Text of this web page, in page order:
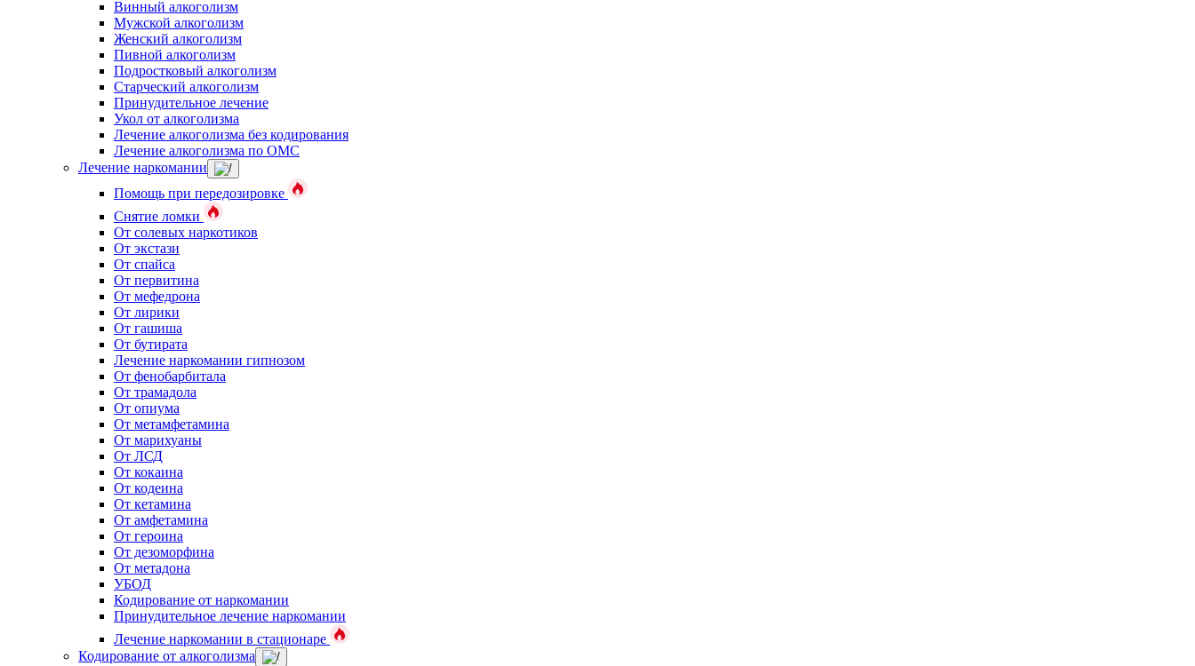
Винный алкоголизм
Мужской алкоголизм
Женский алкоголизм
Пивной алкоголизм
Подростковый алкоголизм
Старческий алкоголизм
Принудительное лечение
Укол от алкоголизма
Лечение алкоголизма без кодирования
Лечение алкоголизма по ОМС
Лечение наркомании
Помощь при передозировке
Снятие ломки
От солевых наркотиков
От экстази
От спайса
От первитина
От мефедрона
От лирики
От гашиша
От бутирата
Лечение наркомании гипнозом
От фенобарбитала
От трамадола
От опиума
От метамфетамина
От марихуаны
От ЛСД
От кокаина
От кодеина
От кетамина
От амфетамина
От героина
От дезоморфина
От метадона
УБОД
Кодирование от наркомании
Принудительное лечение наркомании
Лечение наркомании в стационаре
Кодирование от алкоголизма